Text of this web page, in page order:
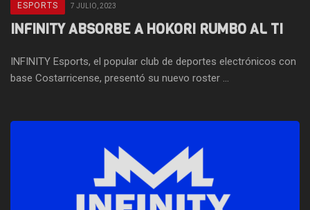
ESPORTS 7 JULIO, 2023
INFINITY ABSORBE A HOKORI RUMBO AL TI
INFINITY Esports, el popular club de deportes electrónicos con
base Costarricense, presentó su nuevo roster ...